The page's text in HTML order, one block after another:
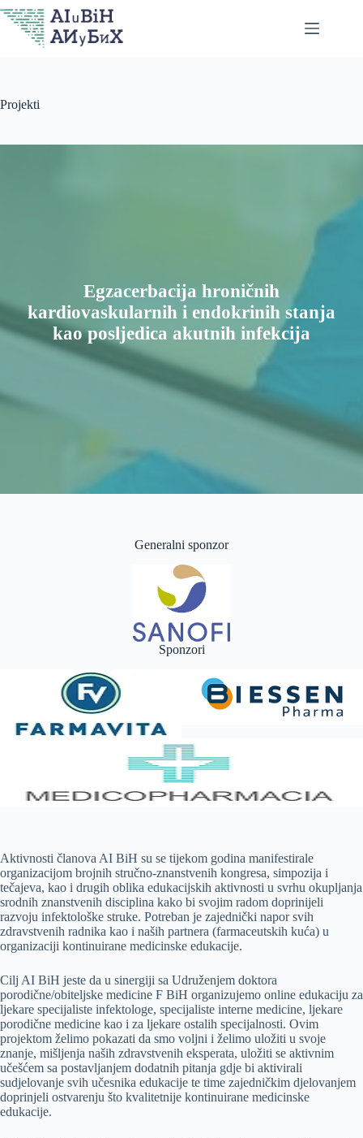
Skip
to
content
Projekti
Egzacerbacija hroničnih
kardiovaskularnih i endokrinih stanja
kao posljedica akutnih infekcija
Generalni sponzor
Sponzori
Aktivnosti članova AI BiH su se tijekom godina manifestirale
organizacijom brojnih stručno-znanstvenih kongresa, simpozija i
tečajeva, kao i drugih oblika edukacijskih aktivnosti u svrhu okupljanja
srodnih znanstvenih disciplina kako bi svojim radom doprinijeli
razvoju infektološke struke. Potreban je zajednički napor svih
zdravstvenih radnika kao i naših partnera (farmaceutskih kuća) u
organizaciji kontinuirane medicinske edukacije.
Cilj AI BiH jeste da u sinergiji sa Udruženjem doktora
porodične/obiteljske medicine F BiH organizujemo online edukaciju za
ljekare specijaliste infektologe, specijaliste interne medicine, ljekare
porodične medicine kao i za ljekare ostalih specijalnosti. Ovim
projektom želimo pokazati da smo voljni i želimo uložiti u svoje
znanje, mišljenja naših zdravstvenih eksperata, uložiti se aktivnim
učešćem sa postavljanjem dodatnih pitanja gdje bi aktivirali
sudjelovanje svih učesnika edukacije te time zajedničkim djelovanjem
doprinjeli ostvarenju što kvalitetnije kontinuirane medicinske
edukacije.